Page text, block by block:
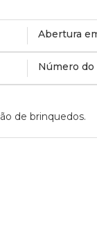
Abertura
Número do
de brinquedos.